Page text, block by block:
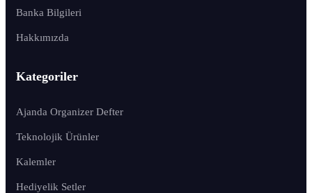
Banka Bilgileri
Hakkımızda
Kategoriler
Ajanda Organizer Defter
Teknolojik Ürünler
Kalemler
Hediyelik Setler